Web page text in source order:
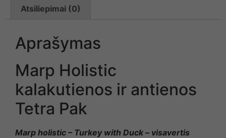
Atsiliepimai (0)
Aprašymas
Marp Holistic
kalakutienos ir antienos
Tetra Pak
Marp holistic – Turkey with Duck – visavertis